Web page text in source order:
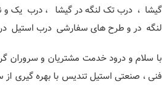
گیشا ، درب تک لنگه در گیشا ، درب یک و
لنگه در و طرح های سفارشی درب استیل
با سلام و درود خدمت مشتریان و سروران
فنی ، صنعتی استیل تندیس با بهره گیری